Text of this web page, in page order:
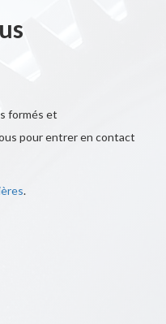
formés et
pour entrer en contact
.